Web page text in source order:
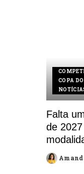
COPA
Falta
de
Posted